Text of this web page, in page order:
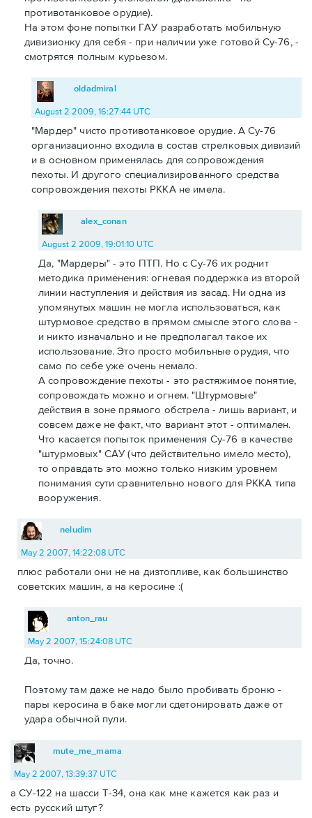
противотанковое орудие).
На этом фоне попытки ГАУ разработать мобильную
дивизионку для себя - при наличии уже готовой Су-76, -
смотрятся полным курьезом.
oldadmiral
August 2 2009, 16:27:44 UTC
"Мардер" чисто противотанковое орудие. А Су-76
организационно входила в состав стрелковых дивизий
и в основном применялась для сопровождения
пехоты. И другого специализированного средства
сопровождения пехоты РККА не имела.
alex_conan
August 2 2009, 19:01:10 UTC
Да, "Мардеры" - это ПТП. Но с Су-76 их роднит
методика применения: огневая поддержка из второй
линии наступления и действия из засад. Ни одна из
упомянутых машин не могла использоваться, как
штурмовое средство в прямом смысле этого слова -
и никто изначально и не предполагал такое их
использование. Это просто мобильные орудия, что
само по себе уже очень немало.
А сопровождение пехоты - это растяжимое понятие,
сопровождать можно и огнем. "Штурмовые"
действия в зоне прямого обстрела - лишь вариант, и
совсем даже не факт, что вариант этот - оптимален.
Что касается попыток применения Су-76 в качестве
"штурмовых" САУ (что действительно имело место),
то оправдать это можно только низким уровнем
понимания сути сравнительно нового для РККА типа
вооружения.
neludim
May 2 2007, 14:22:08 UTC
плюс работали они не на дизтопливе, как большинство
советских машин, а на керосине :(
anton_rau
May 2 2007, 15:24:08 UTC
Да, точно.
Поэтому там даже не надо было пробивать броню -
пары керосина в баке могли сдетонировать даже от
удара обычной пули.
mute_me_mama
May 2 2007, 13:39:37 UTC
а СУ-122 на шасси Т-34, она как мне кажется как раз и
есть русский штуг?